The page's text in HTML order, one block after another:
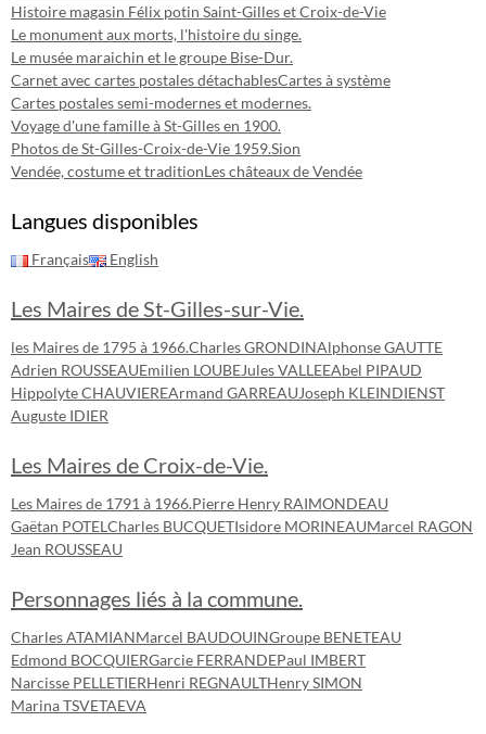
Histoire magasin Félix potin Saint-Gilles et Croix-de-Vie
Le monument aux morts, l'histoire du singe.
Le musée maraichin et le groupe Bise-Dur.
Carnet avec cartes postales détachablesCartes à système
Cartes postales semi-modernes et modernes.
Voyage d'une famille à St-Gilles en 1900.
Photos de St-Gilles-Croix-de-Vie 1959.Sion
Vendée, costume et traditionLes châteaux de Vendée
Langues disponibles
Français English
Les Maires de St-Gilles-sur-Vie.
les Maires de 1795 à 1966.Charles GRONDINAlphonse GAUTTE
Adrien ROUSSEAUEmilien LOUBEJules VALLEEAbel PIPAUD
Hippolyte CHAUVIEREArmand GARREAUJoseph KLEINDIENST
Auguste IDIER
Les Maires de Croix-de-Vie.
Les Maires de 1791 à 1966.Pierre Henry RAIMONDEAU
Gaëtan POTEL Charles BUCQUETIsidore MORINEAUMarcel RAGON
Jean ROUSSEAU
Personnages liés à la commune.
Charles ATAMIANMarcel BAUDOUINGroupe BENETEAU
Edmond BOCQUIERGarcie FERRANDEPaul IMBERT
Narcisse PELLETIERHenri REGNAULTHenry SIMON
Marina TSVETAEVA